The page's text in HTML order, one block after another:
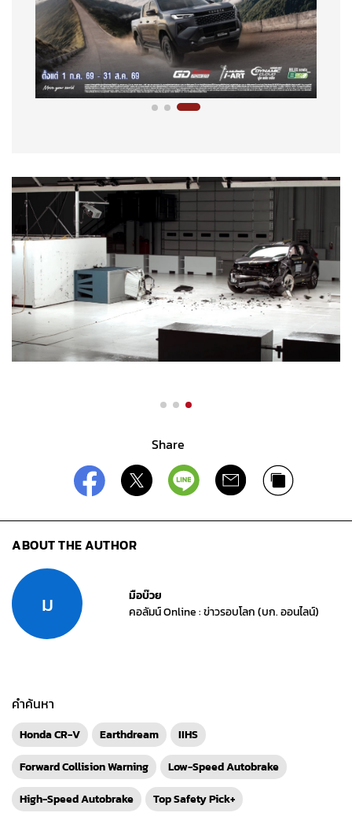
Share
ABOUT THE AUTHOR
ม
มือบ๊วย
คอลัมน์ Online : ข่าวรอบโลก (บก. ออนไลน์)
คำค้นหา
Honda CR-V Earthdream
IIHS
Forward Collision Warning
Low-Speed Autobrake
High-Speed Autobrake
Top Safety Pick+